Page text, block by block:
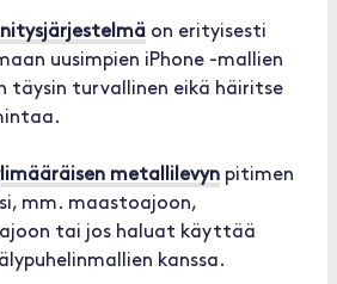
on erityisesti
uusimpien iPhone -mallien
täysin turvallinen eikä häiritse
metallilevyn pitimen
mm. maastoajoon,
ajoon tai jos haluat käyttää
kanssa.